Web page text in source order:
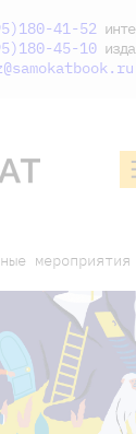
41-52
45-10